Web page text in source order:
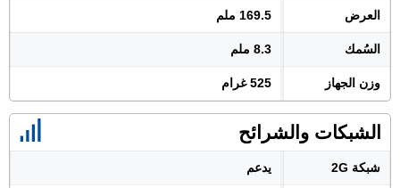
العرض 169.5 ملم
السُمك 8.3 ملم
وزن الجهاز 525 غرام
الشبكات والشرائح
شبكة 2G يدعم